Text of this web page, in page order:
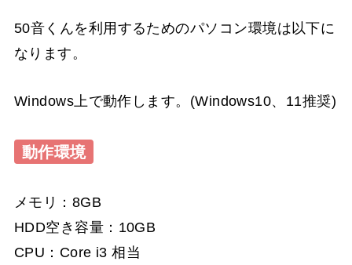
50音くんを利用するためのパソコン環境は以下に
なります。
Windows上で動作します。(Windows10、11推奨)
動作環境
メモリ：8GB
HDD空き容量：10GB
CPU：Core i3 相当